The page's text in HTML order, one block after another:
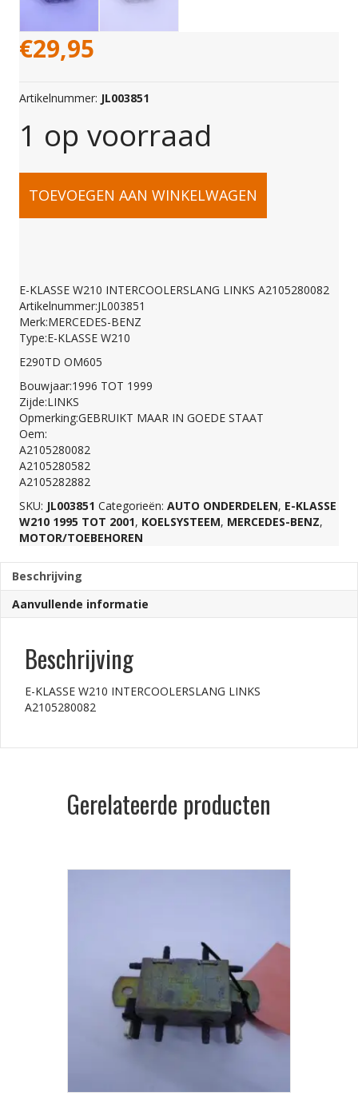
€29,95
Artikelnummer: JL003851
1 op voorraad
E-
W210
INTERCOOLERSLANG
LINKS
A2105280082
aantal
TOEVOEGEN AAN WINKELWAGEN
E-KLASSE W210 INTERCOOLERSLANG LINKS A2105280082
Artikelnummer:JL003851
Merk:MERCEDES-BENZ
Type:E-KLASSE W210
E290TD OM605
Bouwjaar:1996 TOT 1999
Zijde:LINKS
Opmerking:GEBRUIKT MAAR IN GOEDE STAAT
Oem:
A2105280082
A2105280582
A2105282882
SKU: JL003851 Categorieën: AUTO ONDERDELEN, E-KLASSE
W210 1995 TOT 2001, KOELSYSTEEM, MERCEDES-BENZ,
MOTOR/TOEBEHOREN
Beschrijving
Aanvullende informatie
Beschrijving
E-KLASSE W210 INTERCOOLERSLANG LINKS
A2105280082
Gerelateerde producten